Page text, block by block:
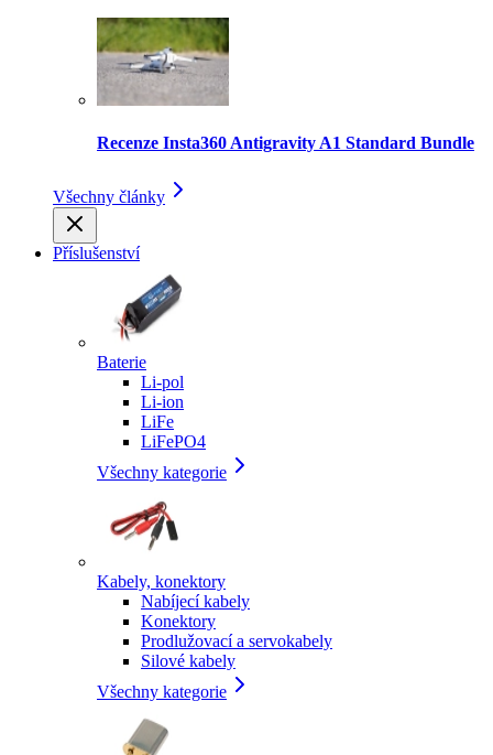
Recenze Insta360 Antigravity A1 Standard Bundle
Všechny články
Příslušenství
Baterie
Li-pol
Li-ion
LiFe
LiFePO4
Všechny kategorie
Kabely, konektory
Nabíjecí kabely
Konektory
Prodlužovací a servokabely
Silové kabely
Všechny kategorie